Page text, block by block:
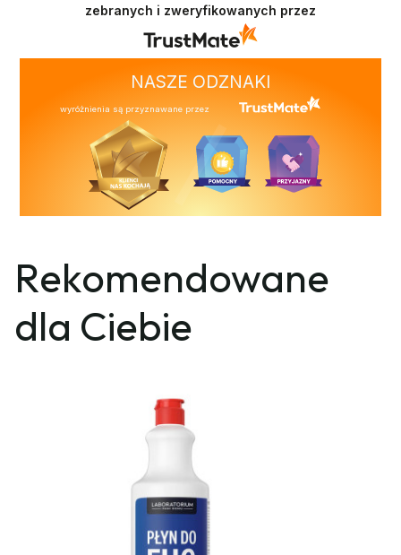
zebranych i zweryfikowanych przez
NASZE ODZNAKI
wyróżnienia są przyznawane przez
Rekomendowane
dla Ciebie